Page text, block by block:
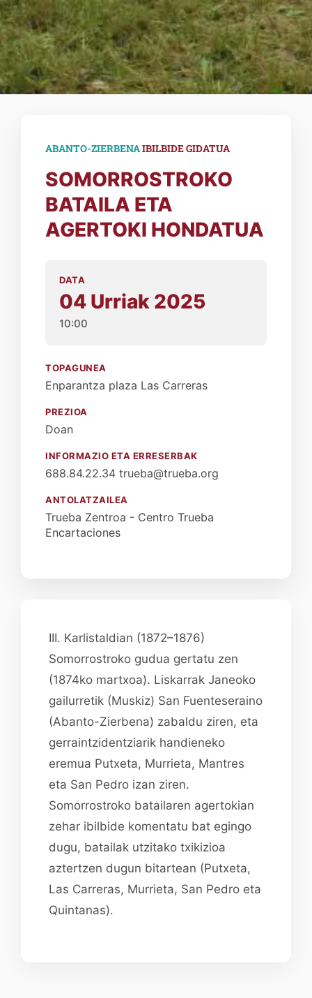
III. Karlistaldian (1872–1876)
Somorrostroko gudua gertatu zen
(1874ko martxoa). Liskarrak Janeoko
gailurretik (Muskiz) San Fuenteseraino
(Abanto-Zierbena) zabaldu ziren, eta
gerraintzidentziarik handieneko
eremua Putxeta, Murrieta, Mantres
eta San Pedro izan ziren.
Somorrostroko batailaren agertokian
zehar ibilbide komentatu bat egingo
dugu, batailak utzitako txikizioa
aztertzen dugun bitartean (Putxeta,
Las Carreras, Murrieta, San Pedro eta
Quintanas).
ABANTO-ZIERBENA|IBILBIDE GIDATUA
SOMORROSTROKO
BATAILA ETA
AGERTOKI HONDATUA
DATA
04 Urriak 2025
10:00
TOPAGUNEA
Enparantza plaza Las Carreras
PREZIOA
Doan
INFORMAZIO ETA ERRESERBAK
688.84.22.34 trueba@trueba.org
ANTOLATZAILEA
Trueba Zentroa - Centro Trueba
Encartaciones